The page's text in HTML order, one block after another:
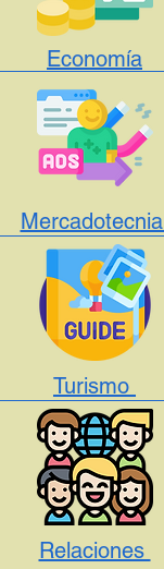
Economía
Mercadotecnia
Turismo
Relaciones